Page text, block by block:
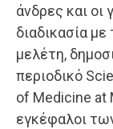
άνδρες και οι
διαδικασία
μελέτη,
περιοδικό
of Medicine at
εγκέφαλοι